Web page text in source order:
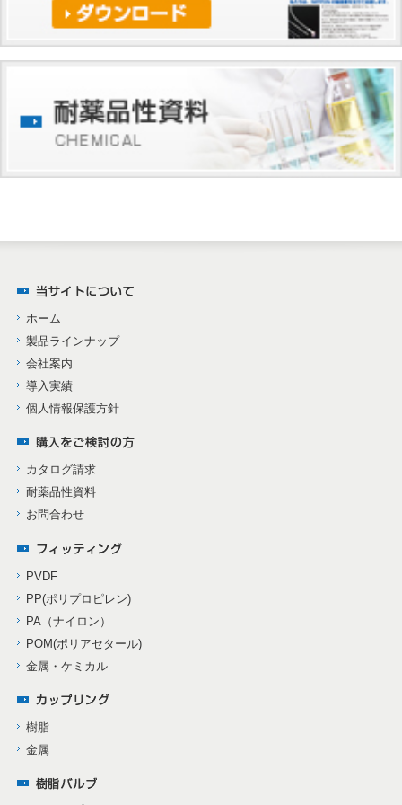
ホーム
製品ラインナップ
会社案内
導入実績
個人情報保護方針
カタログ請求
耐薬品性資料
お問合わせ
PVDF
PP(ポリプロピレン)
PA（ナイロン）
POM(ポリアセタール)
金属・ケミカル
樹脂
金属